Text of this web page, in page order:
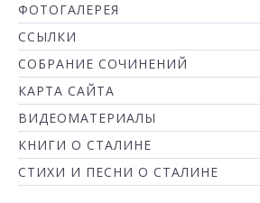
ФОТОГАЛЕРЕЯ
ССЫЛКИ
СОБРАНИЕ СОЧИНЕНИЙ
КАРТА САЙТА
ВИДЕОМАТЕРИАЛЫ
КНИГИ О СТАЛИНЕ
СТИХИ И ПЕСНИ О СТАЛИНЕ